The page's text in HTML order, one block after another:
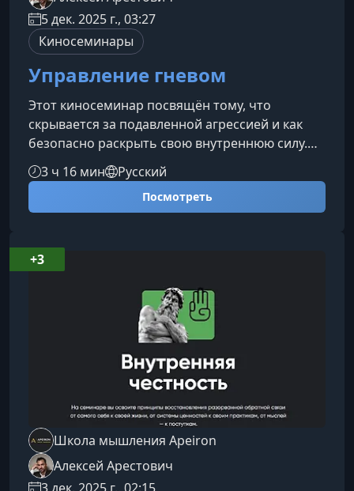
5 дек. 2025 г., 03:27
Киносеминары
Управление гневом
Этот киносеминар посвящён тому, что
скрывается за подавленной агрессией и как
безопасно раскрыть свою внутреннюю силу.
Вы узнаете, почему контроль гнева — это не
про подавление эмоций, а про восстановление
личных границ и развитие воли.О чём этот
внешне вежлив и спокоен, но внутри отрезан
от собственных чувств и истинных желаний.
Этот образ поможет понять, как работает м
3 ч 16 мин Русский
Посмотреть
Школа мышления Apeiron
Алексей Арестович
+3